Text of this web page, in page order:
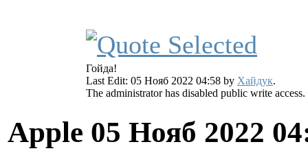
Гойда!
Last Edit: 05 Нояб 2022 04:58 by Хайдук.
The administrator has disabled public write access.
Apple 05 Нояб 2022